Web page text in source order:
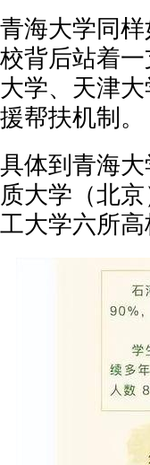
青海大学同
校背后站着
大学、天津
援帮扶机制。
具体到青海
质大学（北
工大学六所高